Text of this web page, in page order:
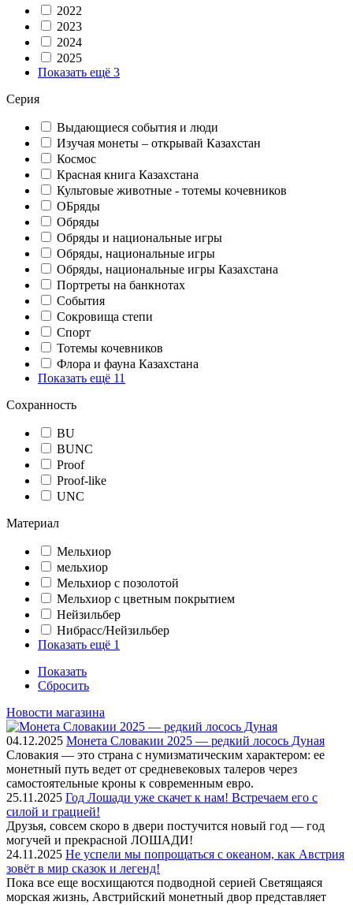
2022
2023
2024
2025
Показать ещё 3
Серия
Выдающиеся события и люди
Изучая монеты – открывай Казахстан
Космос
Красная книга Казахстана
Культовые животные - тотемы кочевников
ОБряды
Обряды
Обряды и национальные игры
Обряды, национальные игры
Обряды, национальные игры Казахстана
Портреты на банкнотах
События
Сокровища степи
Спорт
Тотемы кочевников
Флора и фауна Казахстана
Показать ещё 11
Сохранность
BU
BUNC
Proof
Proof-like
UNC
Материал
Мельхиор
мельхиор
Мельхиор с позолотой
Мельхиор с цветным покрытием
Нейзильбер
Нибрасс/Нейзильбер
Показать ещё 1
Показать
Сбросить
Новости магазина
04.12.2025 Монета Словакии 2025 — редкий лосось Дуная
Словакия — это страна с нумизматическим характером: ее
монетный путь ведет от средневековых талеров через
самостоятельные кроны к современным евро.
25.11.2025 Год Лошади уже скачет к нам! Встречаем его с
силой и грацией!
Друзья, совсем скоро в двери постучится новый год — год
могучей и прекрасной ЛОШАДИ!
24.11.2025 Не успели мы попрощаться с океаном, как Австрия
зовёт в мир сказок и легенд!
Пока все еще восхищаются подводной серией Светящаяся
морская жизнь, Австрийский монетный двор представляет